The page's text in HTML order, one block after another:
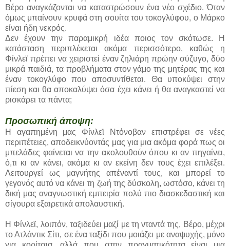
Βέρο αναγκάζονται να καταστρώσουν ένα νέο σχέδιο. Όταν
όμως μπαίνουν κρυφά στη σουίτα του τοκογλύφου, ο Μάρκο
είναι ήδη νεκρός.
Δεν έχουν την παραμικρή ιδέα ποιος τον σκότωσε. Η
κατάσταση περιπλέκεται ακόμα περισσότερο, καθώς η
Φίνλεϊ πρέπει να χειριστεί έναν ζηλιάρη πρώην σύζυγο, δύο
μικρά παιδιά, τα προβλήματα στον γάμο της μητέρας της και
έναν τοκογλύφο που αποσυντίθεται. Θα υποκύψει στην
πίεση και θα αποκαλύψει όσα έχει κάνει ή θα αναγκαστεί να
ρισκάρει τα πάντα;
Προσωπική άποψη:
Η αγαπημένη μας Φίνλεϊ Ντόνοβαν επιστρέφει σε νέες
περιπέτειες, αποδεικνύοντάς μας για μια ακόμα φορά πως οι
μπελάδες φαίνεται να την ακολουθούν όπου κι αν πηγαίνει,
ό,τι κι αν κάνει, ακόμα κι αν εκείνη δεν τους έχει επιλέξει.
Λειτουργεί ως μαγνήτης απέναντί τους, και μπορεί το
γεγονός αυτό να κάνει τη ζωή της δύσκολη, ωστόσο, κάνει τη
δική μας αναγνωστική εμπειρία πολύ πιο διασκεδαστική και
σίγουρα εξαιρετικά απολαυστική.
Η Φίνλεϊ, λοιπόν, ταξιδεύει μαζί με τη νταντά της, Βέρο, μέχρι
το Ατλάντικ Σίτι, σε ένα ταξίδι που μοιάζει με αναψυχής, μόνο